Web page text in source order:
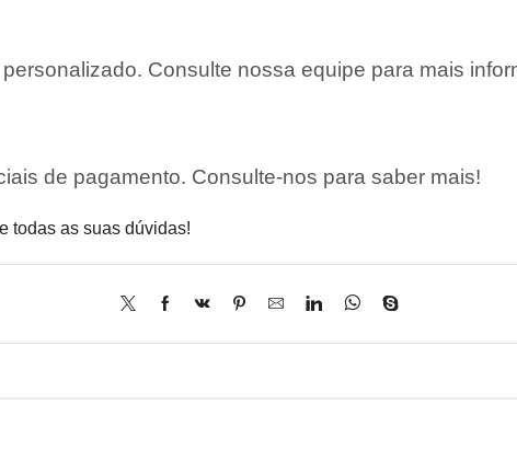
Consulte nossa equipe para mais
de pagamento. Consulte-nos para saber mais!
todas as suas dúvidas!